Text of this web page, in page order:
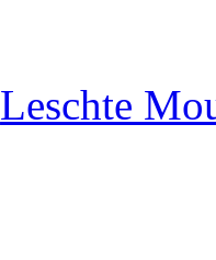
Leschte